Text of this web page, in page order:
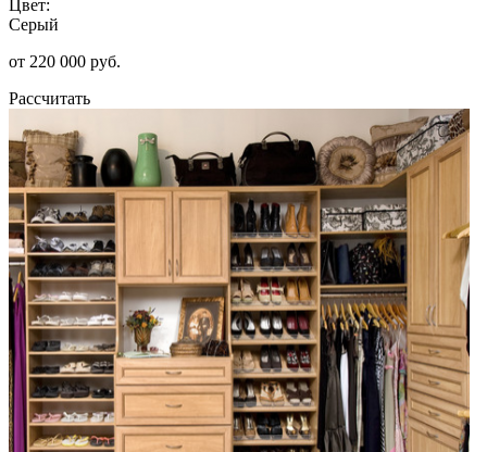
Цвет:
Серый
от 220 000 руб.
Рассчитать